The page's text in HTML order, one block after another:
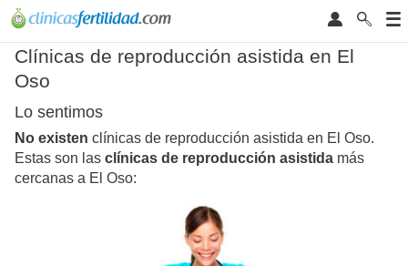
Clínicas de reproducción asistida en El
Oso
Lo sentimos
No existen clínicas de reproducción asistida en El Oso.
Estas son las clínicas de reproducción asistida más
cercanas a El Oso: